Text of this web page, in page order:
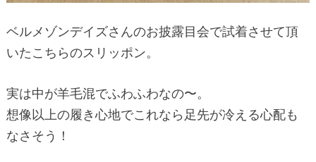
ベルメゾンデイズさんのお披露目会で試着させて頂
いたこちらのスリッポン。
実は中が羊毛混でふわふわなの〜。
想像以上の履き心地でこれなら足先が冷える心配も
なさそう！